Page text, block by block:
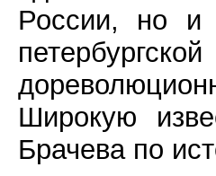
России, но и
Широкую
Брачева по